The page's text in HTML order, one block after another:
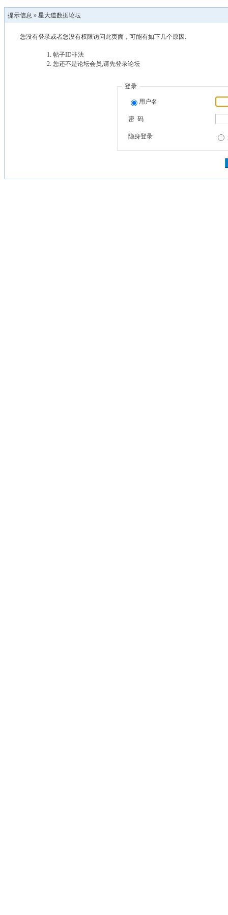
提示信息 » 星大道数据论坛
您没有登录或者您没有权限访问此页面，可能有如下几个原因:
帖子ID非法
您还不是论坛会员,请先登录论坛
登录
用户名
密 码
隐身登录